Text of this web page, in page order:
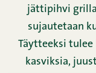
jättipihvi
sujautetaan
Täytteeksi
kasviksia,